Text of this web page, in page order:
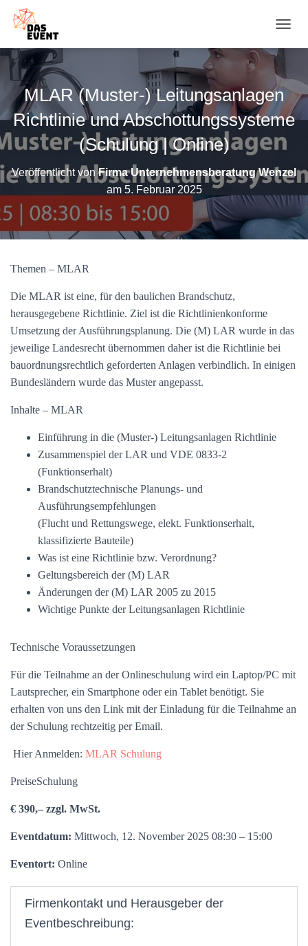
A
G
A
I
O
N
M
C
MLAR (Muster-) Leitungsanlagen
Richtlinie und Abschottungssysteme
(Schulung | Online)
Veröffentlicht vonFirma Unternehmensberatung Wenzel
am 5. Februar 2025
Themen – MLAR
Die MLAR ist eine, für den baulichen Brandschutz,
herausgegebene Richtlinie. Ziel ist die Richtlinienkonforme
Umsetzung der Ausführungsplanung. Die (M) LAR wurde in das
jeweilige Landesrecht übernommen daher ist die Richtlinie bei
bauordnungsrechtlich geforderten Anlagen verbindlich. In einigen
Bundesländern wurde das Muster angepasst.
Inhalte – MLAR
Einführung in die (Muster-) Leitungsanlagen Richtlinie
Zusammenspiel der LAR und VDE 0833-2
(Funktionserhalt)
Brandschutztechnische Planungs- und
Ausführungsempfehlungen
(Flucht und Rettungswege, elekt. Funktionserhalt,
klassifizierte Bauteile)
Was ist eine Richtlinie bzw. Verordnung?
Geltungsbereich der (M) LAR
Änderungen der (M) LAR 2005 zu 2015
Wichtige Punkte der Leitungsanlagen Richtlinie
Technische Voraussetzungen
Für die Teilnahme an der Onlineschulung wird ein Laptop/PC mit
Lautsprecher, ein Smartphone oder ein Tablet benötigt. Sie
erhalten von uns den Link mit der Einladung für die Teilnahme an
der Schulung rechtzeitig per Email.
Hier Anmelden: MLAR Schulung
PreiseSchulung
€ 390,– zzgl. MwSt.
Eventdatum: Mittwoch, 12. November 2025 08:30 – 15:00
Eventort: Online
Firmenkontakt und Herausgeber der
Eventbeschreibung: